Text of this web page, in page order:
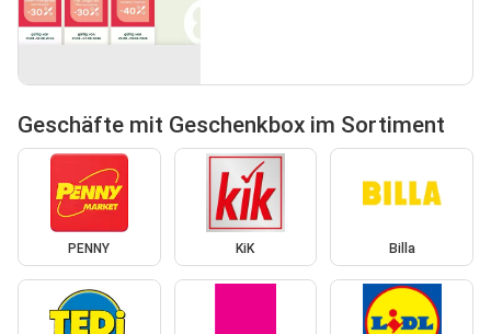
Geschäfte mit Geschenkbox im Sortiment
PENNY KiK Billa